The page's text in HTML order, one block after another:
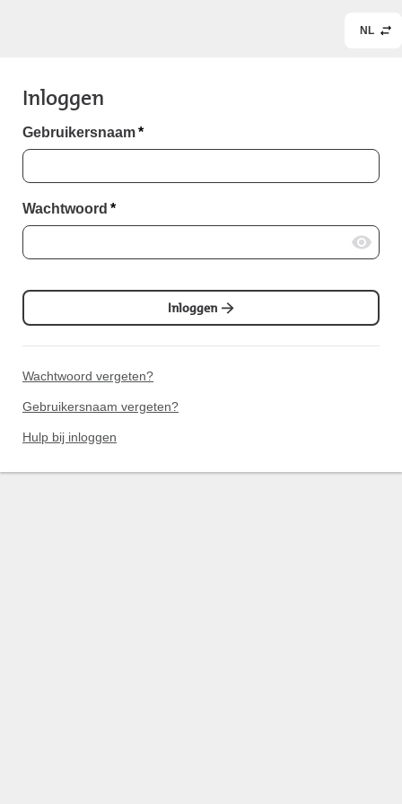
NL
Inloggen
Gebruikersnaam*
Wachtwoord *
Inloggen
Wachtwoord vergeten?
Gebruikersnaam vergeten?
Hulp bij inloggen